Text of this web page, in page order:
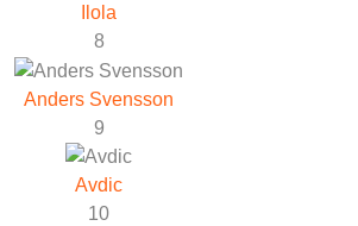
Ilola
8
Anders Svensson
9
Avdic
10